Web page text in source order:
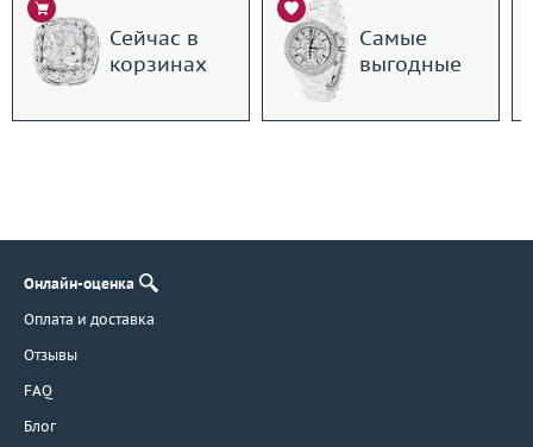
Сейчас в
корзинах
Самые
выгодные
Онлайн-оценка
Оплата и доставка
Отзывы
FAQ
Блог